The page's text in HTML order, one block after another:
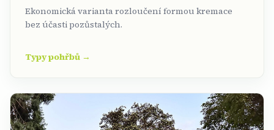
Ekonomická varianta rozloučení formou kremace
bez účasti pozůstalých.
Typy pohřbů →